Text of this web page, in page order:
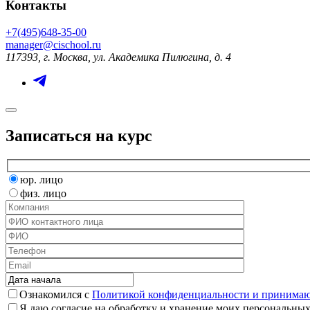
Контакты
+7(495)648-35-00
manager@cischool.ru
117393, г. Москва, ул. Академика Пилюгина, д. 4
Записаться на курс
юр. лицо
физ. лицо
Ознакомился с Политикой конфиденциальности и